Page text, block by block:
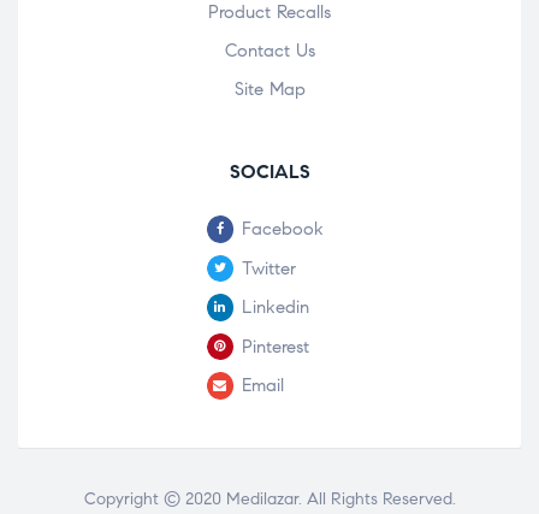
Product Recalls
Contact Us
Site Map
SOCIALS
Facebook
Twitter
Linkedin
Pinterest
Email
Copyright © 2020 Medilazar. All Rights Reserved.